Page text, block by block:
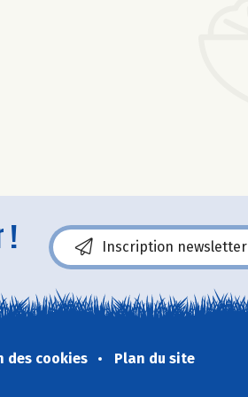
! Inscription newsletter
des cookies Plan du site